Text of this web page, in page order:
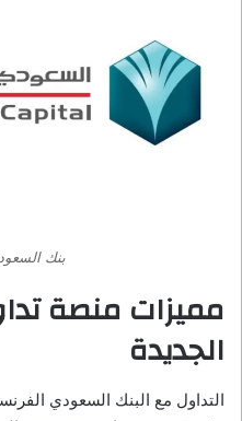
بنك
مميزات منصة
الجديدة
التداول مع البنك السعودي